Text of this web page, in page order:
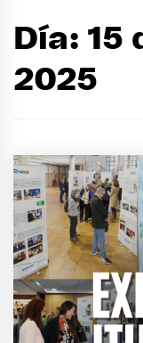
Día: 15
2025